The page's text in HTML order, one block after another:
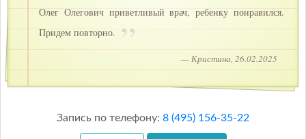
Олег Олегович приветливый врач, ребенку понравился.
Придем повторно.
— Кристина, 26.02.2025
Запись по телефону: 8 (495) 156-35-22